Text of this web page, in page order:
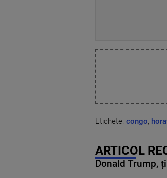
Etichete: congo,
ARTICOL
Donald Trump,